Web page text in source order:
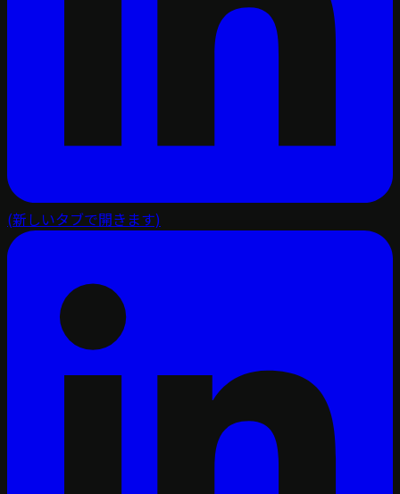
(新しいタブで開きます)